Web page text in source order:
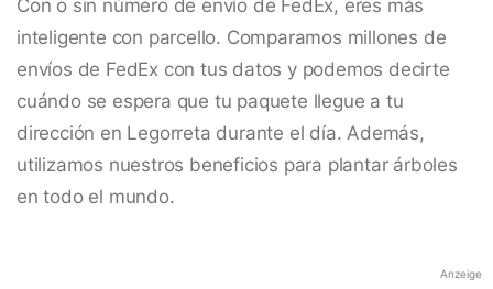
Con o sin número de envío de FedEx, eres más
inteligente con parcello. Comparamos millones de
envíos de FedEx con tus datos y podemos decirte
cuándo se espera que tu paquete llegue a tu
dirección en Legorreta durante el día. Además,
utilizamos nuestros beneficios para plantar árboles
en todo el mundo.
Anzeige